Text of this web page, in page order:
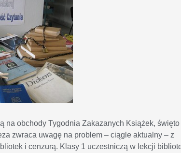
na obchody Tygodnia Zakazanych Książek, święto
zwraca uwagę na problem – ciągle aktualny – z
i cenzurą. Klasy 1 uczestniczą w lekcji